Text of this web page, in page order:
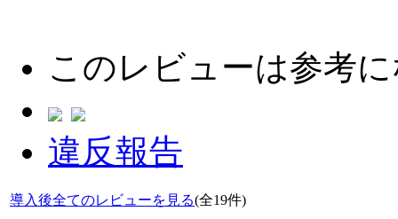
このレビューは参考
違反報告
導入後全てのレビューを見る(全19件)